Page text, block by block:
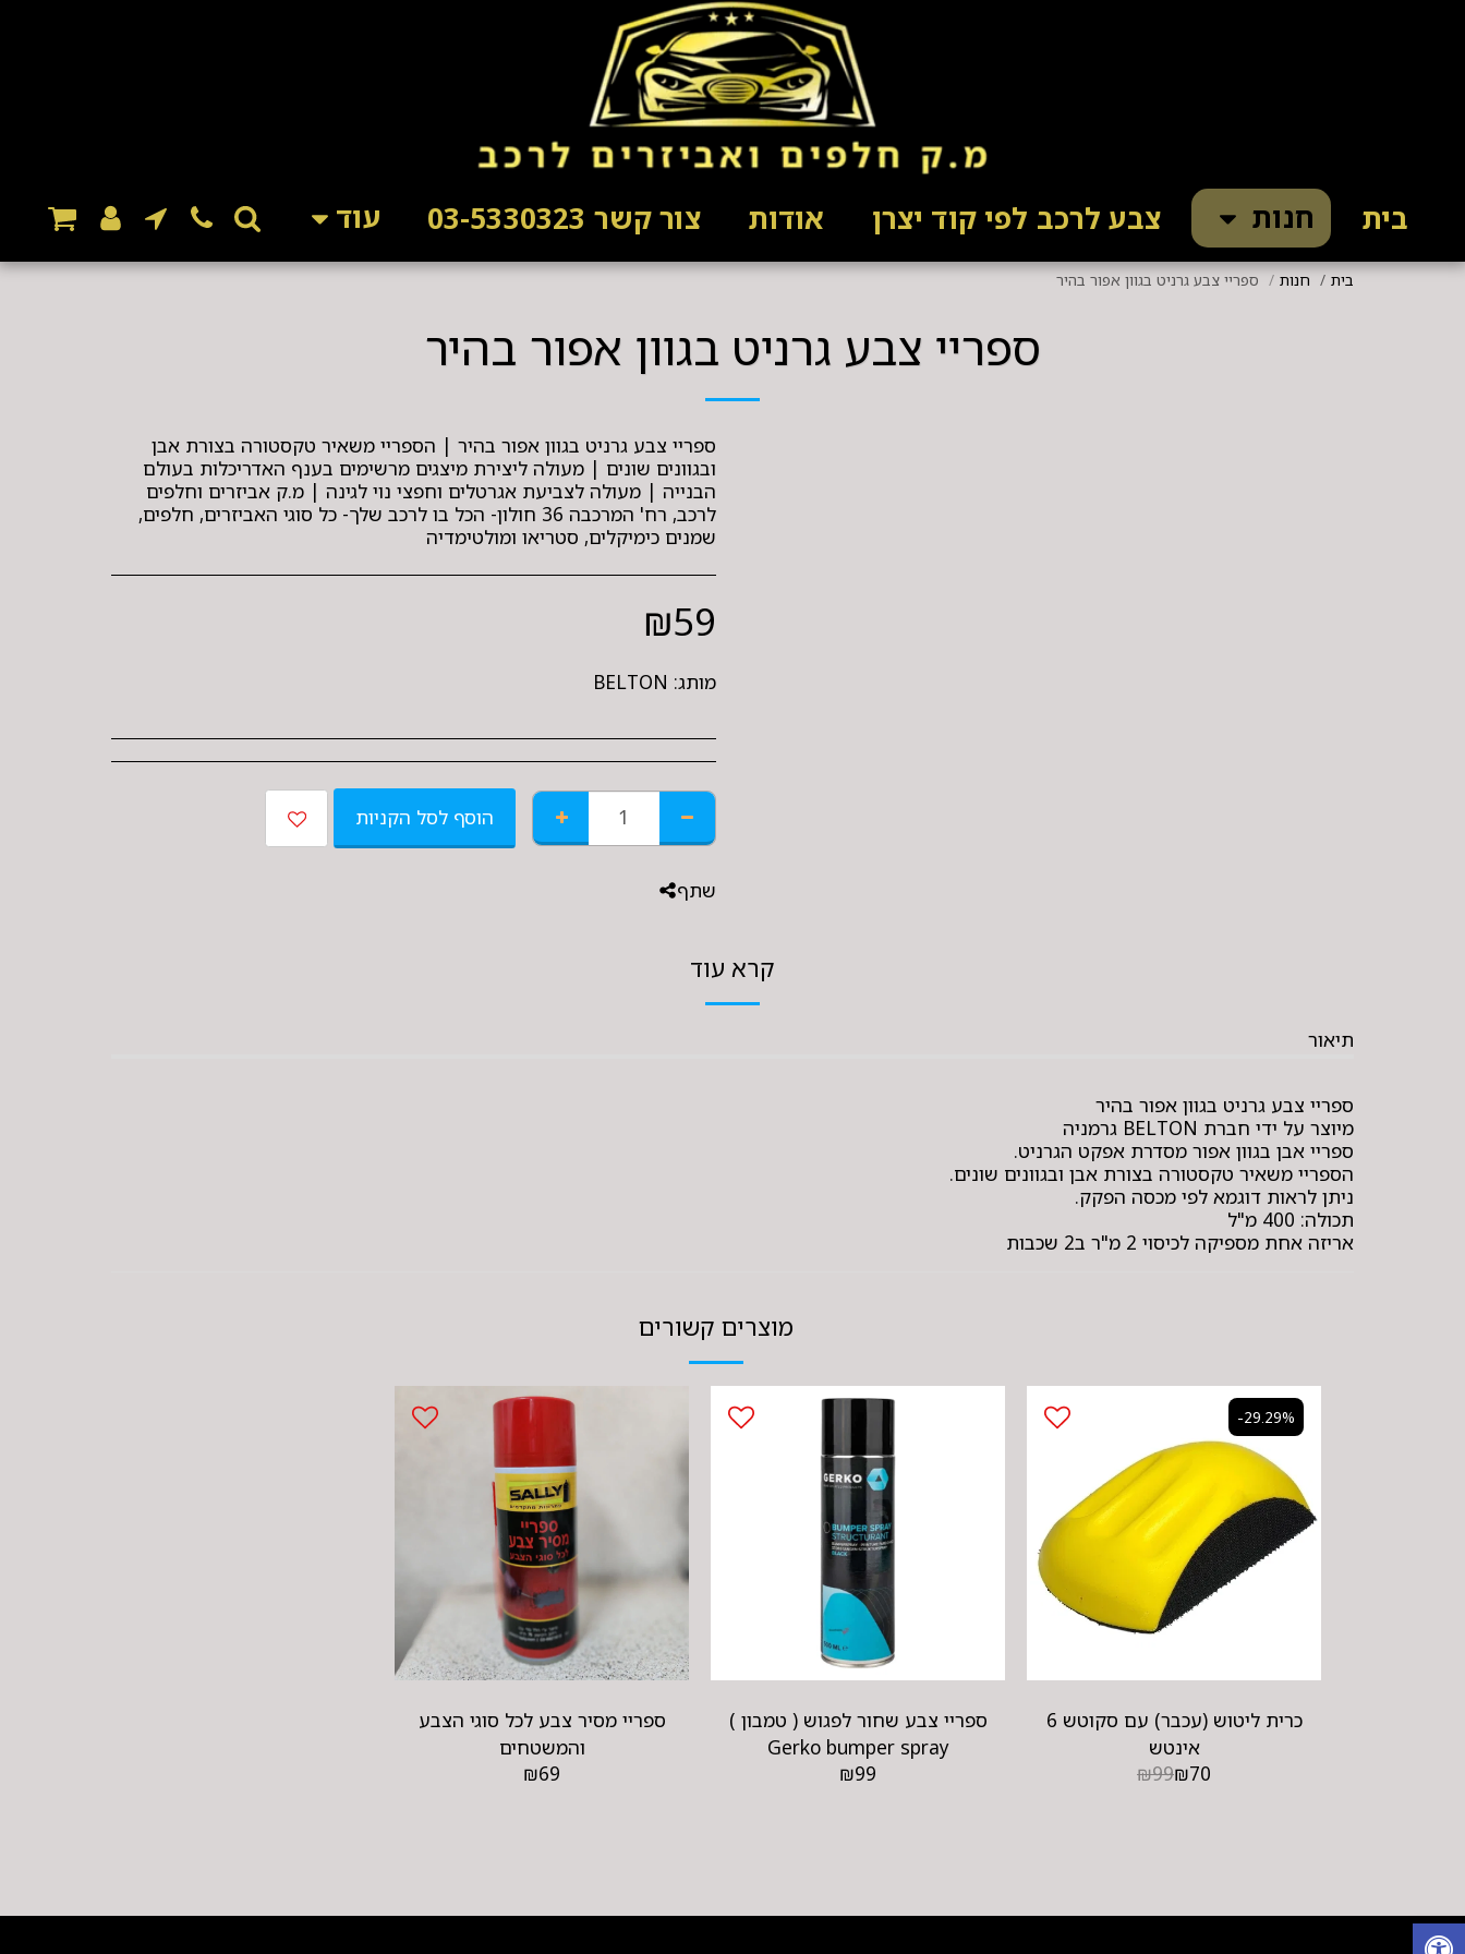
בית חנות צבע לרכב לפי קוד יצרן אודות צור קשר 03-5330323 עוד
בית חנות ספריי צבע גרניט בגוון אפור בהיר
ספריי צבע גרניט בגוון אפור בהיר
ספריי צבע גרניט בגוון אפור בהיר | הספריי משאיר טקסטורה בצורת אבן
ובגוונים שונים | מעולה ליצירת מיצגים מרשימים בענף האדריכלות בעולם
הבנייה | מעולה לצביעת אגרטלים וחפצי נוי לגינה | מ.ק אביזרים וחלפים
לרכב, רח' המרכבה 36 חולון- הכל בו לרכב שלך- כל סוגי האביזרים, חלפים,
שמנים כימיקלים, סטריאו ומולטימדיה
₪59
מותג: BELTON
הוסף לסל הקניות
שתף
קרא עוד
תיאור
ספריי צבע גרניט בגוון אפור בהיר
מיוצר על ידי חברת BELTON גרמניה
ספריי אבן בגוון אפור מסדרת אפקט הגרניט.
הספריי משאיר טקסטורה בצורת אבן ובגוונים שונים.
ניתן לראות דוגמא לפי מכסה הפקק.
תכולה: 400 מ"ל
אריזה אחת מספיקה לכיסוי 2 מ"ר ב2 שכבות
מוצרים קשורים
-29.29%
כרית ליטוש (עכבר) עם סקוטש 6
אינטש
₪99₪70
ספריי צבע שחור לפגוש ( טמבון )
Gerko bumper spray
₪99
ספריי מסיר צבע לכל סוגי הצבע
והמשטחים
₪69